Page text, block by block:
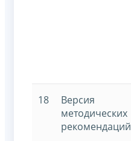
18
Версия
методических
рекомендаций